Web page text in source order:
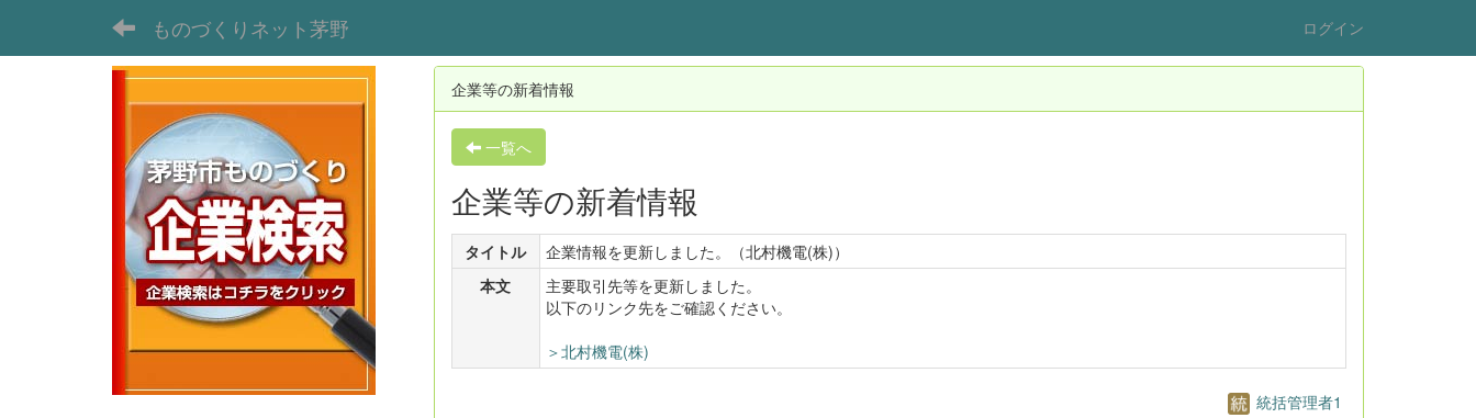
ものづくりネット茅野 ログイン
企業等の新着情報
一覧へ
企業等の新着情報
タイトル
企業情報を更新しました。（北村機電(株)）
本文
主要取引先等を更新しました。
以下のリンク先をご確認ください。
＞北村機電(株)
統括管理者1